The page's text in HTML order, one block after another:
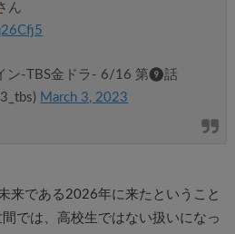
ん
ン-TBS金ドラ- 6/16 第❾話
March 3, 2023
来である2026年に来たということ
では、高校生ではない扱いになっ